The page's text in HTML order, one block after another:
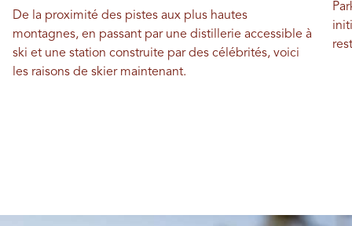
De la proximité des pistes aux plus hautes
montagnes, en passant par une distillerie accessible à
ski et une station construite par des célébrités, voici
les raisons de skier maintenant.